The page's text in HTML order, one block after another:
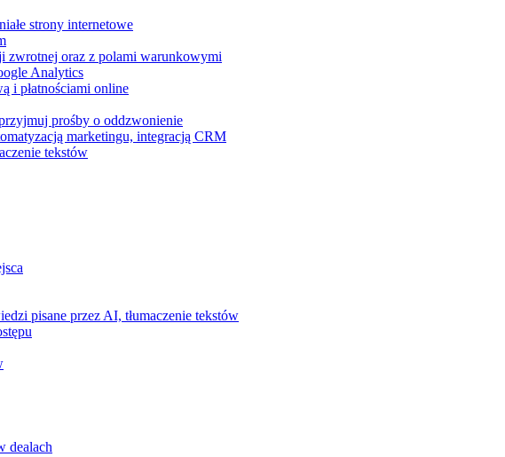
strony internetowe
zwrotnej oraz z polami warunkowymi
Analytics
i płatnościami online
prośby o oddzwonienie
marketingu, integracją CRM
tekstów
pisane przez AI, tłumaczenie tekstów
dealach